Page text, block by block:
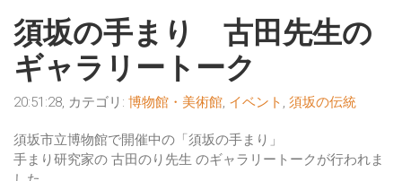
須坂の手まり 古田先生の
ギャラリートーク
20:51:28, カテゴリ: 博物館・美術館, イベント , 須坂の伝統
須坂市立博物館で開催中の「 須坂の手まり 」
手まり研究家の 古田のり先生 のギャラリートークが行われま